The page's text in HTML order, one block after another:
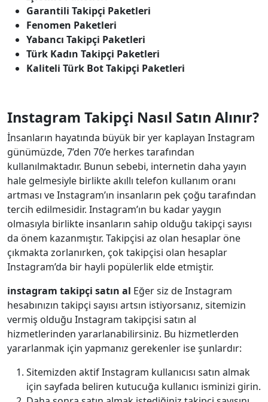
Garantili Takipçi Paketleri
Fenomen Paketleri
Yabancı Takipçi Paketleri
Türk Kadın Takipçi Paketleri
Kaliteli Türk Bot Takipçi Paketleri
Instagram Takipçi Nasıl Satın Alınır?
İnsanların hayatında büyük bir yer kaplayan Instagram
günümüzde, 7’den 70’e herkes tarafından
kullanılmaktadır. Bunun sebebi, internetin daha yayın
hale gelmesiyle birlikte akıllı telefon kullanım oranı
artması ve Instagram’ın insanların pek çoğu tarafından
tercih edilmesidir. Instagram’ın bu kadar yaygın
olmasıyla birlikte insanların sahip olduğu takipçi sayısı
da önem kazanmıştır. Takipçisi az olan hesaplar öne
çıkmakta zorlanırken, çok takipçisi olan hesaplar
Instagram’da bir hayli popülerlik elde etmiştir.
instagram takipçi satın al Eğer siz de Instagram
hesabınızın takipçi sayısı artsın istiyorsanız, sitemizin
vermiş olduğu Instagram takipçisi satın al
hizmetlerinden yararlanabilirsiniz. Bu hizmetlerden
yararlanmak için yapmanız gerekenler ise şunlardır:
Sitemizden aktif Instagram kullanıcısı satın almak
için sayfada beliren kutucuğa kullanıcı isminizi girin.